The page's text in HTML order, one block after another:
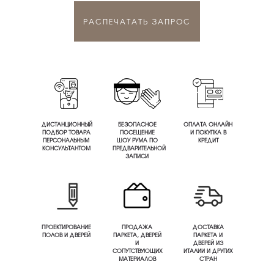
РАСПЕЧАТАТЬ ЗАПРОС
ДИСТАНЦИОННЫЙ
ПОДБОР ТОВАРА
ПЕРСОНАЛЬНЫМ
КОНСУЛЬТАНТОМ
БЕЗОПАСНОЕ
ПОСЕЩЕНИЕ
ШОУ РУМА ПО
ПРЕДВАРИТЕЛЬНОЙ
ЗАПИСИ
ОПЛАТА ОНЛАЙН
И ПОКУПКА В
КРЕДИТ
ПРОЕКТИРОВАНИЕ
ПОЛОВ И ДВЕРЕЙ
ПРОДАЖА
ПАРКЕТА, ДВЕРЕЙ
И
СОПУТСТВУЮЩИХ
МАТЕРИАЛОВ
ДОСТАВКА
ПАРКЕТА И
ДВЕРЕЙ ИЗ
ИТАЛИИ И ДРУГИХ
СТРАН